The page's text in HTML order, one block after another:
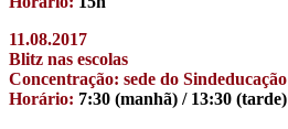
11.08.2017
Blitz nas escolas
Concentração: sede do Sindeducação
Horário: 7:30 (manhã) / 13:30 (tarde)